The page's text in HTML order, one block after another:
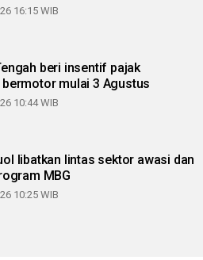
16:15 WIB
beri insentif pajak
bermotor mulai 3 Agustus
10:44 WIB
libatkan lintas sektor awasi dan
MBG
10:25 WIB